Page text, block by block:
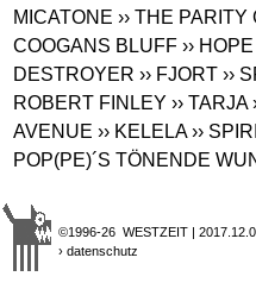
MICATONE ›› THE
COOGANS BLUFF ›› HOPE
DESTROYER ›› FJORT ››
ROBERT FINLEY ›› TARJA
AVENUE ›› KELELA ››
POP(PE)´S TÖNENDE
©1996-26 WESTZEIT |
› datenschutz